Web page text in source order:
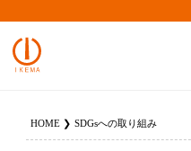
HOME SDGsへの取り組み